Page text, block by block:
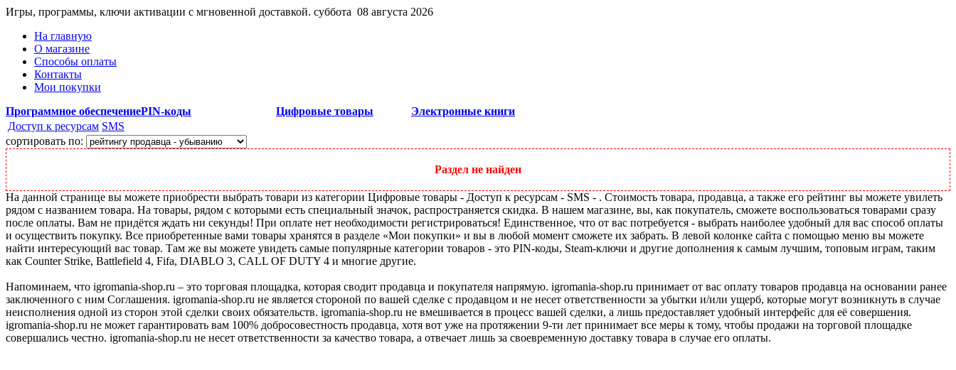
Игры, программы, ключи активации с мгновенной доставкой. суббота 08 августа 2026
На главную
О магазине
Способы оплаты
Контакты
Мои покупки
Программное обеспечениеPIN-коды Цифровые товары
Электронные книги
Доступ к ресурсам SMS
сортировать по:
Раздел не найден
На данной странице вы можете приобрести выбрать товари из категории Цифровые товары - Доступ к ресурсам - SMS - . Стоимость товара, продавца, а также его рейтинг вы можете увилеть
рядом с названием товара. На товары, рядом с которыми есть специальный значок, распространяется скидка. В нашем магазине, вы, как покупатель, сможете воспользоваться товарами сразу
после оплаты. Вам не придётся ждать ни секунды! При оплате нет необходимости регистрироваться! Единственное, что от вас потребуется - выбрать наиболее удобный для вас способ оплаты
и осуществить покупку. Все приобретенные вами товары хранятся в разделе «Мои покупки» и вы в любой момент сможете их забрать. В левой колонке сайта с помощью меню вы можете
найти интересующий вас товар. Там же вы можете увидеть самые популярные категории товаров - это PIN-коды, Steam-ключи и другие дополнения к самым лучшим, топовым играм, таким
как Counter Strike, Battlefield 4, Fifa, DIABLO 3, CALL OF DUTY 4 и многие другие.
Напоминаем, что igromania-shop.ru – это торговая площадка, которая сводит продавца и покупателя напрямую. igromania-shop.ru принимает от вас оплату товаров продавца на основании ранее
заключенного с ним Соглашения. igromania-shop.ru не является стороной по вашей сделке с продавцом и не несет ответственности за убытки и/или ущерб, которые могут возникнуть в случае
неисполнения одной из сторон этой сделки своих обязательств. igromania-shop.ru не вмешивается в процесс вашей сделки, а лишь предоставляет удобный интерфейс для её совершения.
igromania-shop.ru не может гарантировать вам 100% добросовестность продавца, хотя вот уже на протяжении 9-ти лет принимает все меры к тому, чтобы продажи на торговой площадке
совершались честно. igromania-shop.ru не несет ответственности за качество товара, а отвечает лишь за своевременную доставку товара в случае его оплаты.